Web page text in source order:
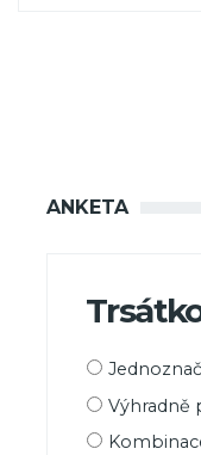
ANKETA
Možnosti
Výhradně